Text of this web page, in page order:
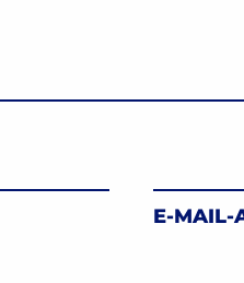
E-MAIL-